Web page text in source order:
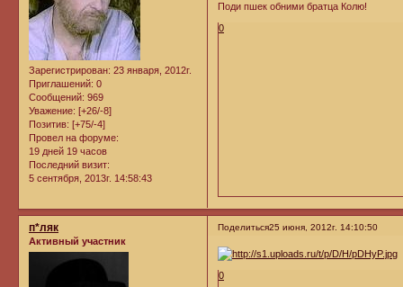
Зарегистрирован: 23 января, 2012г.
Приглашений: 0
Сообщений: 969
Уважение: [+26/-8]
Позитив: [+75/-4]
Провел на форуме:
19 дней 19 часов
Последний визит:
5 сентября, 2013г. 14:58:43
Поди пшек обними братца Колю!
0
Поделиться25 июня, 2012г. 14:10:50
п*ляк
Активный участник
0